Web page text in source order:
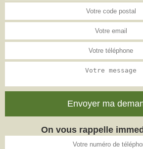
On vous rappelle